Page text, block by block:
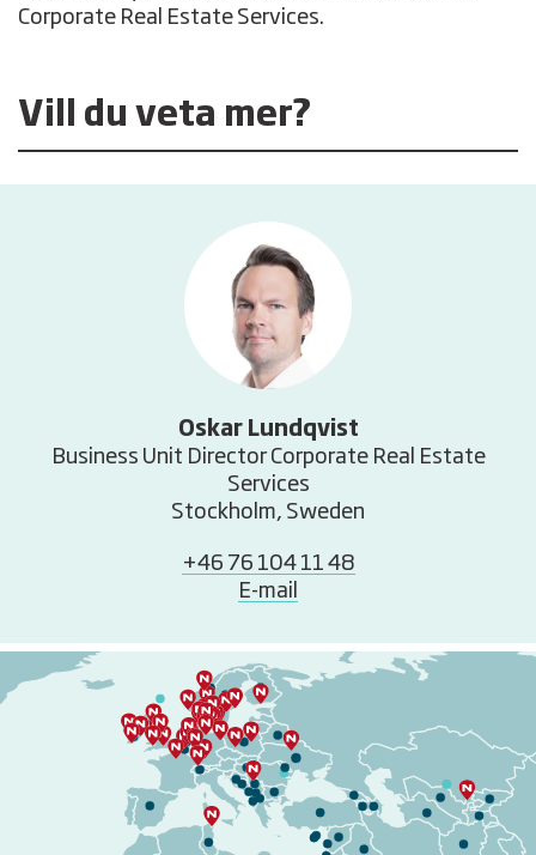
Corporate Real Estate Services.
Vill du veta mer?
Oskar Lundqvist
Business Unit Director Corporate Real Estate
Services
Stockholm, Sweden
+46 76 104 11 48
E-mail